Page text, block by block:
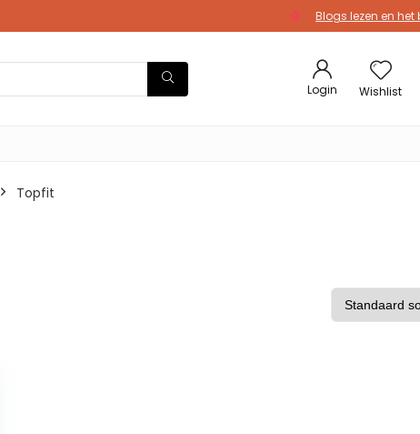
Blogs lezen en
Login Wishlist
Topfit